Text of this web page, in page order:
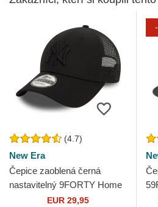
(4.7)
New Era
Čepice zaoblená černá
nastavitelný 9FORTY Home
Field New York Yankees
EUR 29,95